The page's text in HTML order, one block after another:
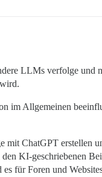
LLMs verfolge und
im Allgemeinen
mit ChatGPT erstellen
KI-geschriebenen
für Foren und